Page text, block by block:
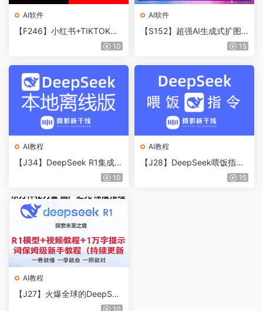
AI软件
【F246】小红书+TIKTOK下
10
AI软件
【S152】超强AI生成式扩图
专用汉化版本地部署整合包支
15
AI教程
【J34】DeepSeek R1集成7
b模型本地离线免安装版，绿
10
AI教程
【J28】DeepSeek喂饭指令
15
AI教程
【J27】火爆全球的DeepSee
10